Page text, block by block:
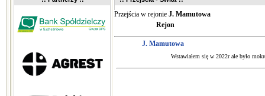
Przejścia w rejonie J. Mamutowa
Rejon
J. Mamutowa
Wstawiałem się w 2022r ale było